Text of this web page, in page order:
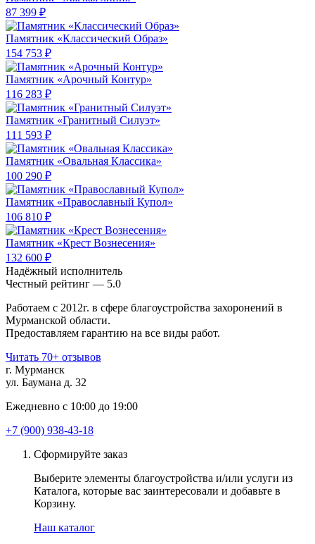
87 399 ₽
Памятник «Классический Образ»
154 753 ₽
Памятник «Арочный Контур»
116 283 ₽
Памятник «Гранитный Силуэт»
111 593 ₽
Памятник «Овальная Классика»
100 290 ₽
Памятник «Православный Купол»
106 810 ₽
Памятник «Крест Вознесения»
132 600 ₽
Надёжный исполнитель
Чеcтный рейтинг — 5.0
Работаем с 2012г. в сфере благоустройства захоронений в
Мурманской области.
Предоставляем гарантию на все виды работ.
Читать 70+ отзывов
г. Мурманск
ул. Баумана д. 32
Ежедневно с 10:00 до 19:00
+7 (900) 938-43-18
Сформируйте заказ
Выберите элементы благоустройства и/или услуги из
Каталога, которые вас заинтересовали и добавьте в
Корзину.
Наш каталог